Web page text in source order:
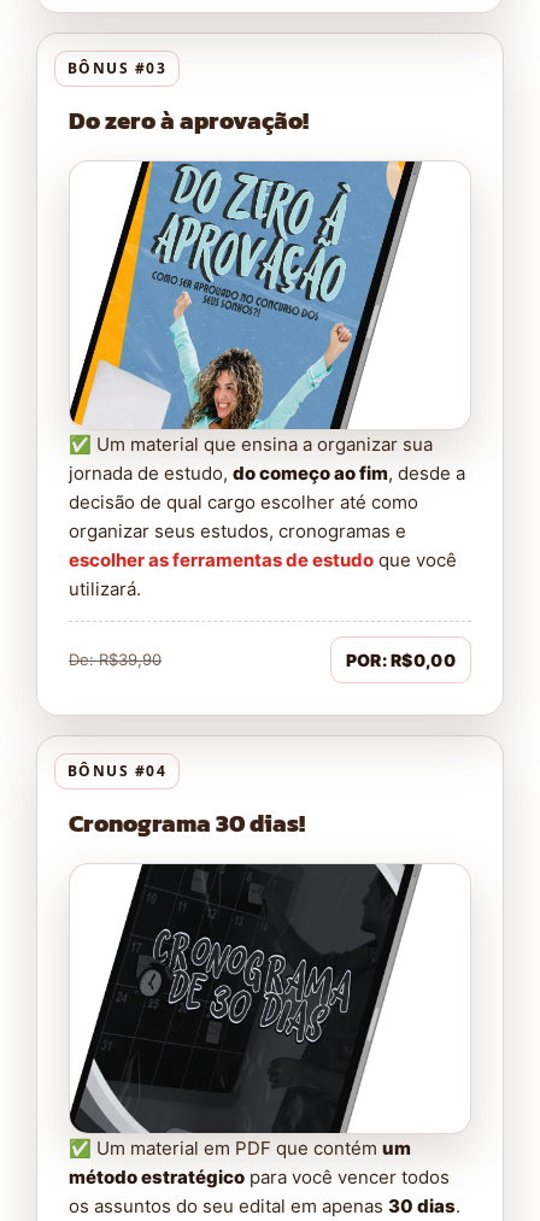
BÔNUS #03
Do zero à aprovação!
✅ Um material que ensina a organizar sua
jornada de estudo, do começo ao fim, desde a
decisão de qual cargo escolher até como
organizar seus estudos, cronogramas e
escolher as ferramentas de estudo que você
utilizará.
De: R$39,90 POR: R$0,00
BÔNUS #04
Cronograma 30 dias!
✅ Um material em PDF que contém um
método estratégico para você vencer todos
os assuntos do seu edital em apenas 30 dias.